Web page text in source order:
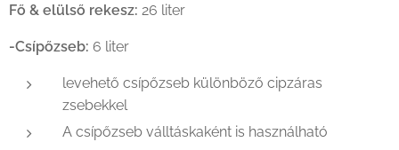
Fő & elülső rekesz: 26 liter
-Csípőzseb: 6 liter
levehető csípőzseb különböző cipzáras
zsebekkel
A csípőzseb válltáskaként is használható